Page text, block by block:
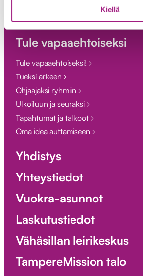
Kiellä
Tukea kehitysvammaisille ihmisille
Tukea maahanmuuttajille
Tule vapaaehtoiseksi
Tule vapaaehtoiseksi!
Tueksi arkeen
Ohjaajaksi ryhmiin
Ulkoiluun ja seuraksi
Tapahtumat ja talkoot
Oma idea auttamiseen
Yhdistys
Yhteystiedot
Vuokra-asunnot
Laskutustiedot
Vähäsillan leirikeskus
TampereMission talo